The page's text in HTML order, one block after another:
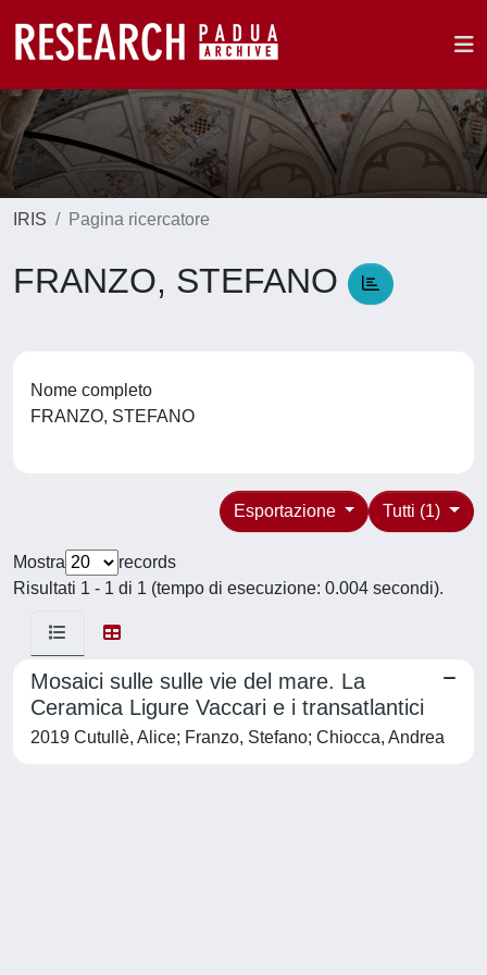
IRIS Pagina ricercatore
FRANZO, STEFANO
Nome completo
FRANZO, STEFANO
Tutti (1)
Esportazione
Mostra
records
Risultati 1 - 1 di 1 (tempo di esecuzione: 0.004 secondi).
Mosaici sulle sulle vie del mare. La
Ceramica Ligure Vaccari e i transatlantici
2019 Cutullè, Alice; Franzo, Stefano; Chiocca, Andrea